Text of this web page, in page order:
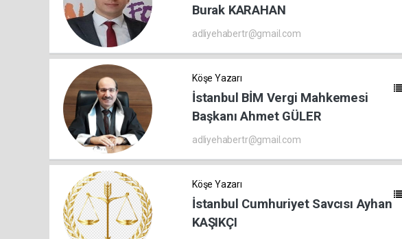
Burak KARAHAN
adliyehabertr@gmail.com
Köşe Yazarı
İstanbul BİM Vergi Mahkemesi
Başkanı Ahmet GÜLER
adliyehabertr@gmail.com
Köşe Yazarı
İstanbul Cumhuriyet Savcısı Ayhan
KAŞIKÇI